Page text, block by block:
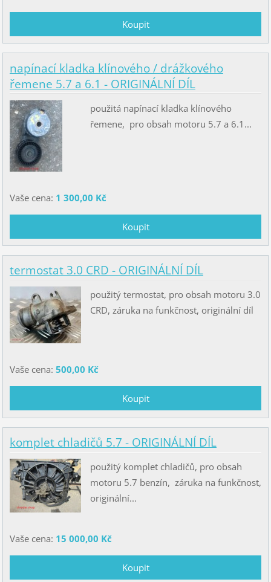
napínací kladka klínového / drážkového
řemene 5.7 a 6.1 - ORIGINÁLNÍ DÍL
použitá napínací kladka klínového
řemene, pro obsah motoru 5.7 a 6.1...
Vaše cena: 1 300,00 Kč
termostat 3.0 CRD - ORIGINÁLNÍ DÍL
použitý termostat, pro obsah motoru 3.0
CRD, záruka na funkčnost, originální díl
Vaše cena: 500,00 Kč
komplet chladičů 5.7 - ORIGINÁLNÍ DÍL
použitý komplet chladičů, pro obsah
motoru 5.7 benzín, záruka na funkčnost,
originální...
Vaše cena: 15 000,00 Kč